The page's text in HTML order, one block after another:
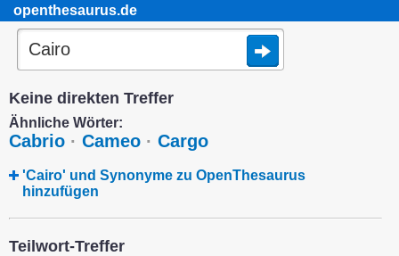
openthesaurus.de
Keine direkten Treffer
Ähnliche Wörter:
Cabrio · Cameo · Cargo
'Cairo' und Synonyme zu OpenThesaurus
hinzufügen
Teilwort-Treffer